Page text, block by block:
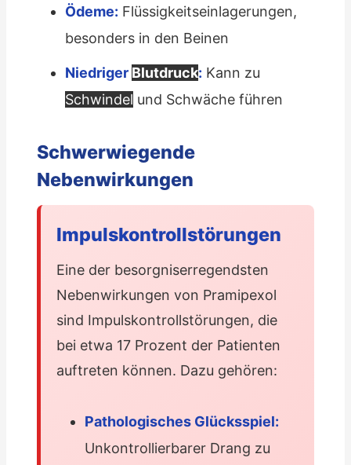
Ödeme: Flüssigkeitseinlagerungen,
besonders in den Beinen
Niedriger Blutdruck: Kann zu
Schwindel und Schwäche führen
Schwerwiegende
Nebenwirkungen
Impulskontrollstörungen
Eine der besorgniserregendsten
Nebenwirkungen von Pramipexol
sind Impulskontrollstörungen, die
bei etwa 17 Prozent der Patienten
auftreten können. Dazu gehören:
Pathologisches Glücksspiel:
Unkontrollierbarer Drang zu